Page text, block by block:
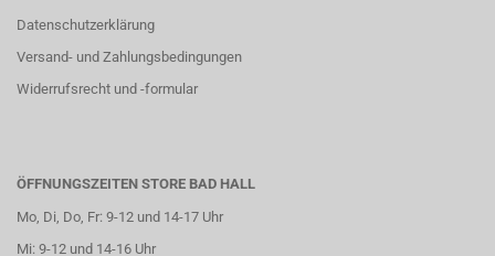
Datenschutzerklärung
Versand- und Zahlungsbedingungen
Widerrufsrecht und -formular
ÖFFNUNGSZEITEN STORE BAD HALL
Mo, Di, Do, Fr: 9-12 und 14-17 Uhr
Mi: 9-12 und 14-16 Uhr